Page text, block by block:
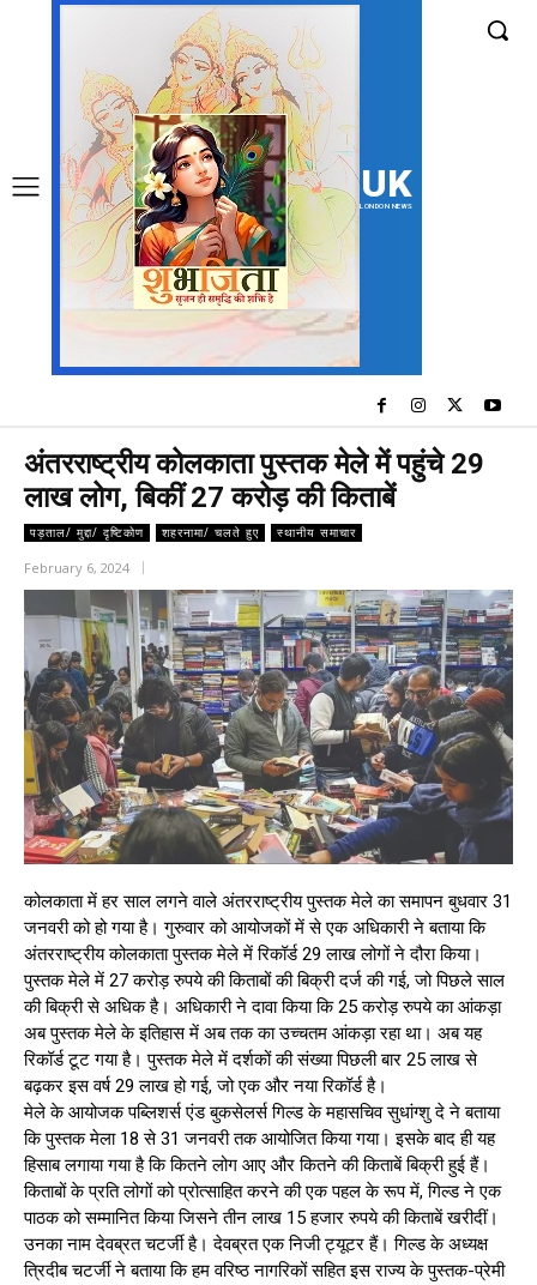
UK
LONDON NEWS
अंतरराष्ट्रीय कोलकाता पुस्तक मेले में पहुंचे 29
लाख लोग, बिकीं 27 करोड़ की किताबें
पड़ताल/ मुद्दा/ दृष्टिकोण शहरनामा/ चलते हुए स्थानीय समाचार
February 6, 2024
कोलकाता में हर साल लगने वाले अंतरराष्ट्रीय पुस्तक मेले का समापन बुधवार 31
जनवरी को हो गया है। गुरुवार को आयोजकों में से एक अधिकारी ने बताया कि
अंतरराष्ट्रीय कोलकाता पुस्तक मेले में रिकॉर्ड 29 लाख लोगों ने दौरा किया।
पुस्तक मेले में 27 करोड़ रुपये की किताबों की बिक्री दर्ज की गई, जो पिछले साल
की बिक्री से अधिक है। अधिकारी ने दावा किया कि 25 करोड़ रुपये का आंकड़ा
अब पुस्तक मेले के इतिहास में अब तक का उच्चतम आंकड़ा रहा था। अब यह
रिकॉर्ड टूट गया है। पुस्तक मेले में दर्शकों की संख्या पिछली बार 25 लाख से
बढ़कर इस वर्ष 29 लाख हो गई, जो एक और नया रिकॉर्ड है।
मेले के आयोजक पब्लिशर्स एंड बुकसेलर्स गिल्ड के महासचिव सुधांग्शु दे ने बताया
कि पुस्तक मेला 18 से 31 जनवरी तक आयोजित किया गया। इसके बाद ही यह
हिसाब लगाया गया है कि कितने लोग आए और कितने की किताबें बिक्री हुई हैं।
किताबों के प्रति लोगों को प्रोत्साहित करने की एक पहल के रूप में, गिल्ड ने एक
पाठक को सम्मानित किया जिसने तीन लाख 15 हजार रुपये की किताबें खरीदीं।
उनका नाम देवब्रत चटर्जी है। देवब्रत एक निजी ट्यूटर हैं। गिल्ड के अध्यक्ष
त्रिदीब चटर्जी ने बताया कि हम वरिष्ठ नागरिकों सहित इस राज्य के पुस्तक-प्रेमी